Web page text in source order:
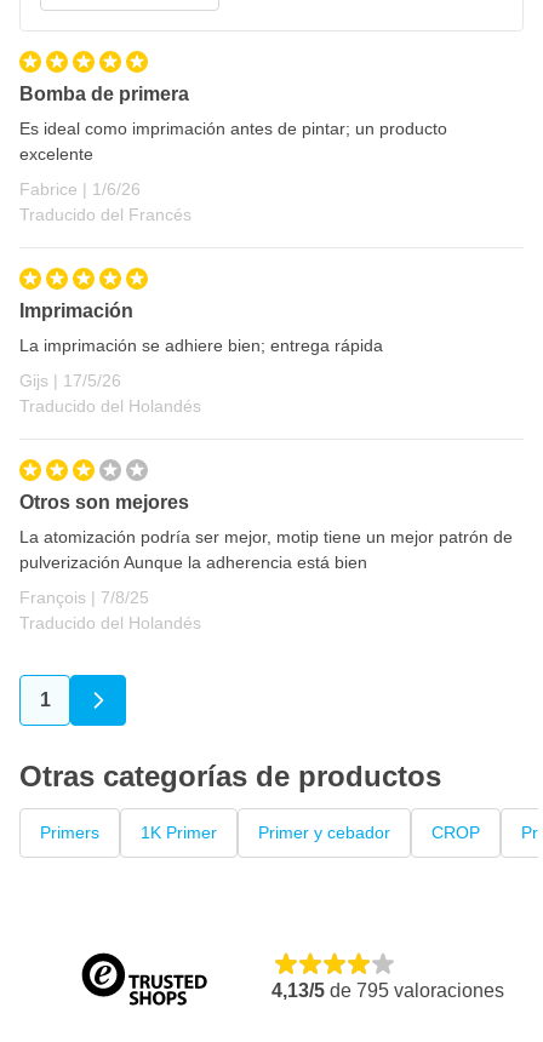
Secado al polvo después de 5 a 10 minutos a 20°C
Pintable tras 10 minutos a 20°C
Bomba de primera
Es ideal como imprimación antes de pintar; un producto
excelente
Fabrice | 1 de junio de 2026
1/6/26
Traducido del Francés
Imprimación
La imprimación se adhiere bien; entrega rápida
Gijs | 17 de mayo de 2026
17/5/26
Traducido del Holandés
Otros son mejores
La atomización podría ser mejor, motip tiene un mejor patrón de
pulverización Aunque la adherencia está bien
François | 7 de agosto de 2025
7/8/25
Traducido del Holandés
Actualmente estás leyendo página
1
Otras categorías de productos
Primers 1K Primer Primer y cebador CROP
4,13/5 de 795 valoraciones